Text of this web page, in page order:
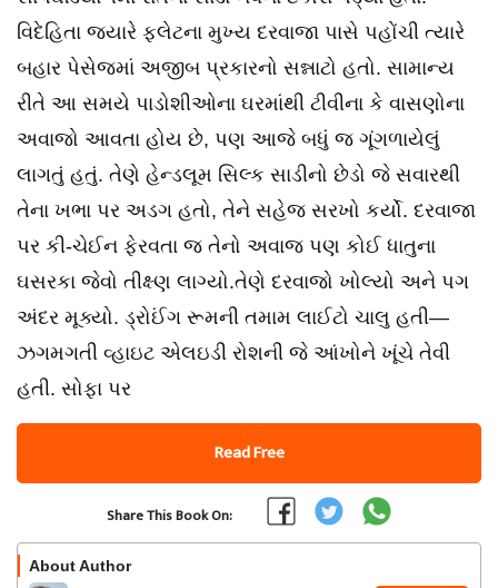
વિદેહિતા જ્યારે ફ્લેટના મુખ્ય દરવાજા પાસે પહોંચી ત્યારે
બહાર પેસેજમાં અજીબ પ્રકારનો સન્નાટો હતો. સામાન્ય
રીતે આ સમયે પાડોશીઓના ઘરમાંથી ટીવીના કે વાસણોના
અવાજો આવતા હોય છે, પણ આજે બધું જ ગૂંગળાયેલું
લાગતું હતું. તેણે હેન્ડલૂમ સિલ્ક સાડીનો છેડો જે સવારથી
તેના ખભા પર અડગ હતો, તેને સહેજ સરખો કર્યો. દરવાજા
પર કી-ચેઈન ફેરવતા જ તેનો અવાજ પણ કોઈ ધાતુના
ઘસરકા જેવો તીક્ષ્ણ લાગ્યો.તેણે દરવાજો ખોલ્યો અને પગ
અંદર મૂક્યો. ડ્રોઈંગ રૂમની તમામ લાઈટો ચાલુ હતી—
ઝગમગતી વ્હાઇટ એલઇડી રોશની જે આંખોને ખૂંચે તેવી
હતી. સોફા પર
Read Free
Share This Book On:
About Author